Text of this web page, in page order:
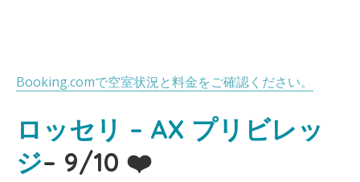
Booking.comで空室状況と料金をご確認ください。
ロッセリ – AX プリビレッ
ジ– 9/10 ❤️